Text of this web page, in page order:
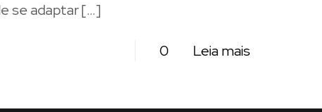
se adaptar[…]
0 Leia mais